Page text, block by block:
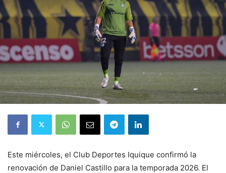
Este miércoles, el Club Deportes Iquique confirmó la
renovación de Daniel Castillo para la temporada 2026. El